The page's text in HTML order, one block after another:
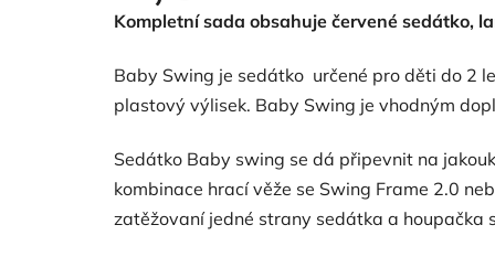
4,5
hvězdiček.
Kompletní sada obsahuje červené sedátko,
Baby Swing je sedátko určené pro děti do 2
plastový výlisek. Baby Swing je vhodným
Sedátko Baby swing se dá připevnit na
kombinace hrací věže se Swing Frame 2.0
zatěžovaní jedné strany sedátka a houpačka